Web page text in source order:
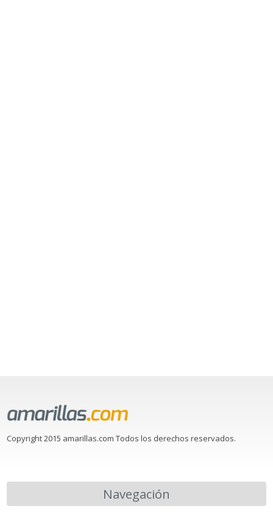
Copyright 2015 amarillas.com Todos los derechos reservados.
Navegación